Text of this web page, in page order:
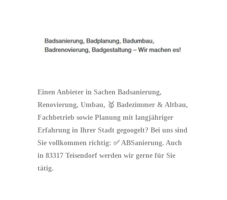
Einen Anbieter in Sachen Badsanierung,
Renovierung, Umbau, 🥇 Badezimmer & Altbau,
Fachbetrieb sowie Planung mit langjähriger
Erfahrung in Ihrer Stadt gegoogelt? Bei uns sind
Sie vollkommen richtig: ✅ ABSanierung. Auch
in 83317 Teisendorf werden wir gerne für Sie
tätig.